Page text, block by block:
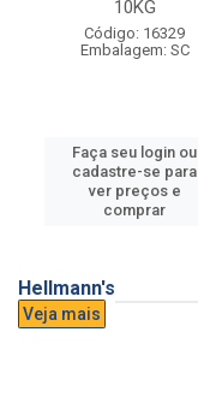
10KG
Código: 16329
Embalagem: SC
Faça seu login ou
cadastre-se para
ver preços e
comprar
Hellmann's
Veja mais